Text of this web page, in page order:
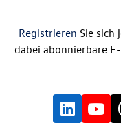
Registrieren Sie sich
dabei abonnierbare